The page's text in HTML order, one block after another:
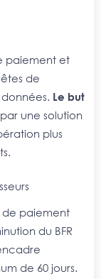
paiement et
de
Le but
par une solution
plus
de paiement
du BFR
de 60 jours.